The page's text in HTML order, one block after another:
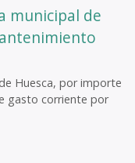
municipal de
Huesca, por importe
gasto corriente por